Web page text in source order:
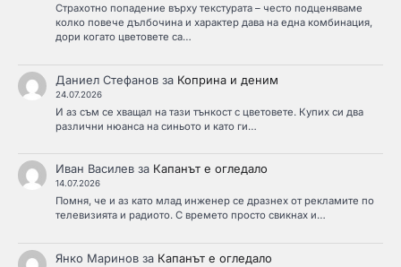
Страхотно попадение върху текстурата – често подценяваме
колко повече дълбочина и характер дава на една комбинация,
дори когато цветовете са…
Даниел Стефановза Коприна и деним
24.07.2026
И аз съм се хващал на тази тънкост с цветовете. Купих си два
различни нюанса на синьото и като ги…
Иван Василевза Капанът е огледало
14.07.2026
Помня, че и аз като млад инженер се дразнех от рекламите по
телевизията и радиото. С времето просто свикнах и…
Янко Мариновза Капанът е огледало